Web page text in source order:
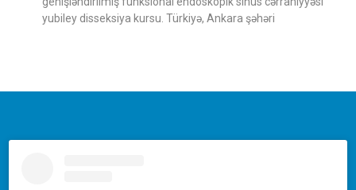
yubiley disseksiya kursu. Türkiyə, Ankara şəhəri